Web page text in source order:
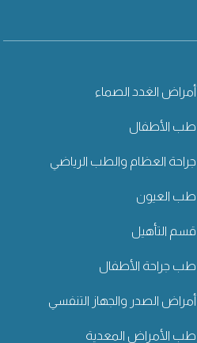
أمراض الغدد الصماء
طب الأطفال
جراحة العظام والطب الرياضي
طب العيون
قسم التأهيل
طب جراحة الأطفال
أمراض الصدر والجهاز التنفسي
طب الأمراض المعدية